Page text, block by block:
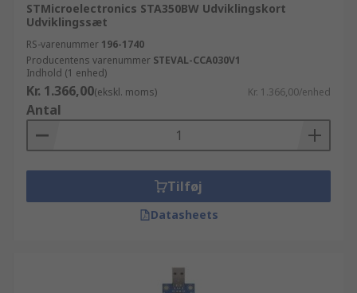
STMicroelectronics STA350BW Udviklingskort
Udviklingssæt
RS-varenummer 196-1740
Producentens varenummer STEVAL-CCA030V1
Indhold (1 enhed)
Kr. 1.366,00(ekskl. moms) Kr. 1.366,00/enhed
Antal
Tilføj
Datasheets